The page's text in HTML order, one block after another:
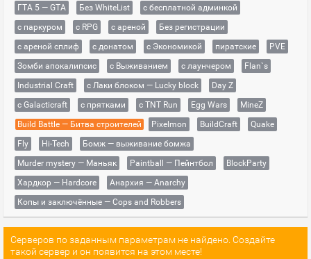
ГТА 5 — GTA
Без WhiteList
с бесплатной админкой
с паркуром
с RPG с ареной
Без регистрации
с ареной сплиф
с донатом с Экономикой пиратские
PVE
Зомби апокалипсис
с Выживанием с лаунчером
Flan`s
Industrial Craft
с Лаки блоком — Lucky block
Day Z
с Galacticraft
с прятками с TNT Run Egg Wars
MineZ
Build Battle — Битва строителей
Pixelmon BuildCraft
Quake
Fly
Hi-Tech
Бомж — выживание бомжа
Murder mystery — Маньяк
Paintball — Пейнтбол
BlockParty
Хардкор — Hardcore
Анархия — Anarchy
Копы и заключённые — Cops and Robbers
Серверов по заданным параметрам не найдено. Создайте
такой сервер и он появится на этом месте!